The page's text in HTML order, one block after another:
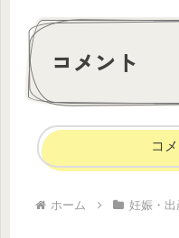
コメント
コ
ホーム 妊娠・出